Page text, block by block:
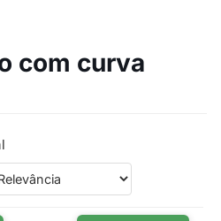
com curva